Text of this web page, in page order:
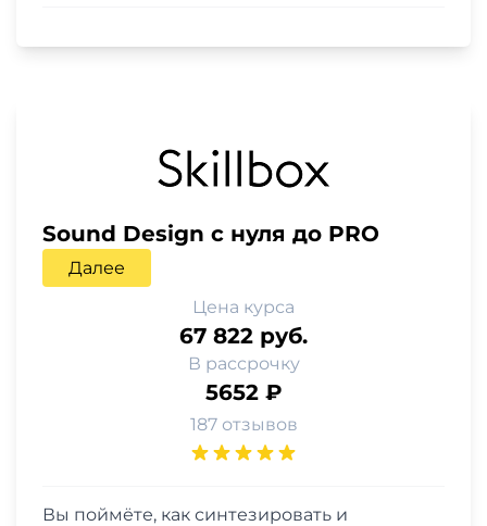
Sound Design с нуля до PRO
Далее
Цена курса
67 822 руб.
В рассрочку
5652 ₽
187 отзывов
Вы поймёте, как синтезировать и